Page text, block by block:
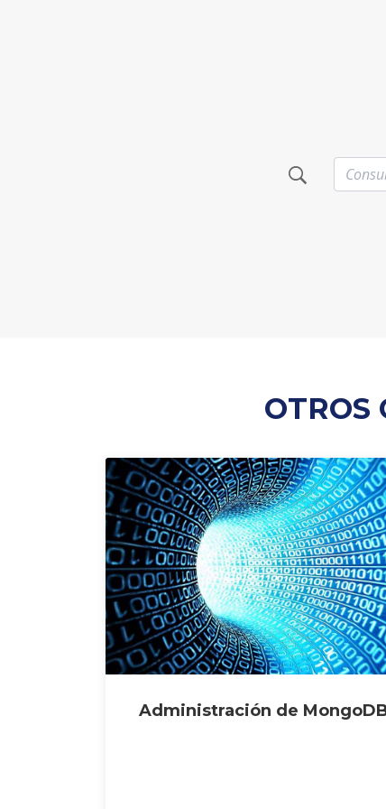
OTROS
Administración de